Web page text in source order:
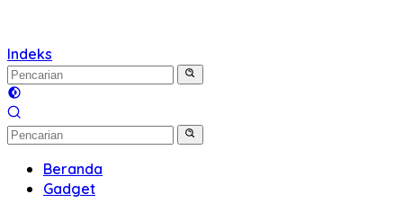
Indeks
Beranda
Gadget